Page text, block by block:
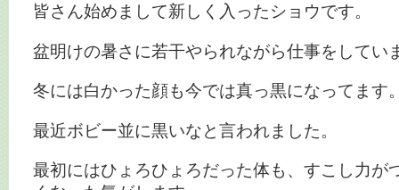
皆さん始めまして新しく入ったショウです。
盆明けの暑さに若干やられながら仕事をしてい
冬には白かった顔も今では真っ黒になってます
最近ボビー並に黒いなと言われました。
最初にはひょろひょろだった体も、すこし力が